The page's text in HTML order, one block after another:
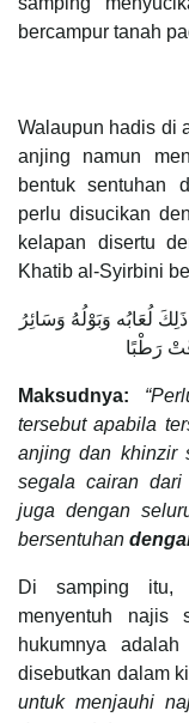
bercampur tanah
Walaupun hadis di
anjing namun
bentuk sentuhan
perlu disucikan
kelapan disertu
Khatib al-Syirbini
لُعَابُه وَبَوْلُهُ وَسَائِرُ
رَطْبًا
Maksudnya:
tersebut apabila
anjing dan khinzir
segala cairan dari
juga dengan
bersentuhan
Di samping itu,
menyentuh najis
hukumnya
disebutkan dalam
untuk menjauhi